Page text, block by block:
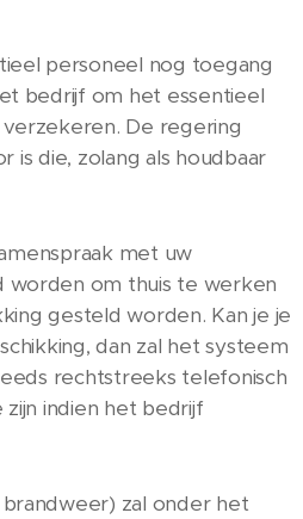
personeel nog toegang
bedrijf om het essentieel
De regering
is die, zolang als houdbaar
met uw
worden om thuis te werken
gesteld worden. Kan je je
dan zal het systeem
rechtstreeks telefonisch
indien het bedrijf
zal onder het